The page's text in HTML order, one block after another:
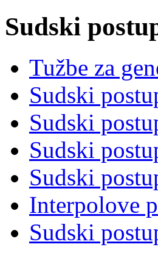
Sudski
Tužbe za
Sudski
Sudski
Sudski
Sudski
Interpolove
Sudski